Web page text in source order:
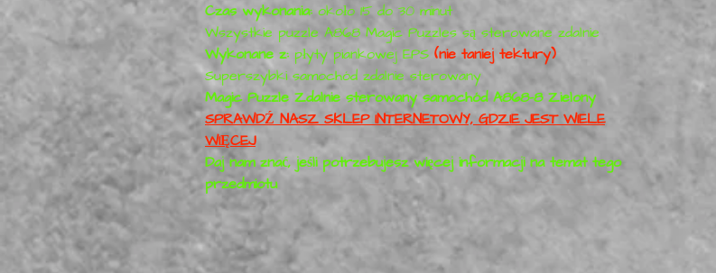
Czas wykonania: około 15 do 30 minut
Wszystkie puzzle A868 Magic Puzzles są sterowane zdalnie
Wykonane z: płyty piankowej EPS (nie taniej tektury)
Superszybki samochód zdalnie sterowany
Magic Puzzle Zdalnie sterowany samochód A868-8 Zielony
SPRAWDŹ NASZ SKLEP INTERNETOWY, GDZIE JEST WIELE
WIĘCEJ
Daj nam znać, jeśli potrzebujesz więcej informacji na temat tego
przedmiotu